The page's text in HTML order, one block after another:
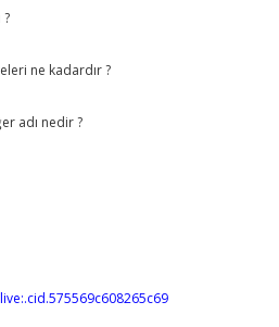
ne kadardır ?
adı nedir ?